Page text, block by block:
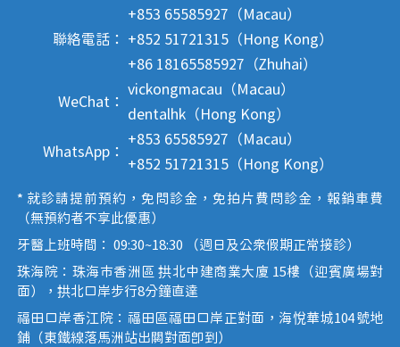
聯絡電話：
+853 65585927（Macau）
+852 51721315（Hong Kong）
+86 18165585927（Zhuhai）
WeChat：
vickongmacau（Macau）
dentalhk（Hong Kong）
WhatsApp：
+853 65585927（Macau）
+852 51721315（Hong Kong）
* 就診請提前預約，免問診金，免拍片費問診金，報銷車費
（無預約者不享此優惠）
牙醫上班時間： 09:30~18:30 （週日及公眾假期正常接診）
珠海院：珠海市香洲區 拱北中建商業大廈 15樓（迎賓廣場對
面），拱北口岸步行8分鐘直達
福田口岸香江院：福田區福田口岸正對面，海悅華城104號地
鋪（東鐵線落馬洲站出關對面即到）